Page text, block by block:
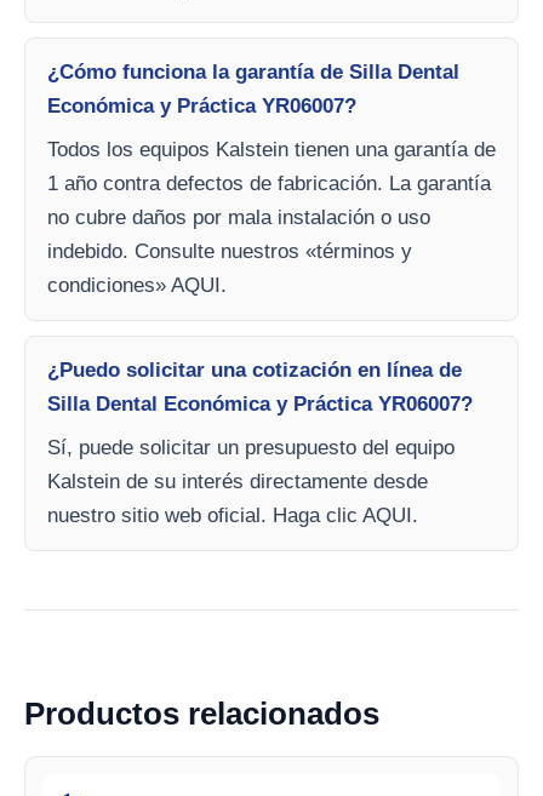
¿Cómo funciona la garantía de Silla Dental
Económica y Práctica YR06007?
Todos los equipos Kalstein tienen una garantía de
1 año contra defectos de fabricación. La garantía
no cubre daños por mala instalación o uso
indebido. Consulte nuestros «términos y
condiciones» AQUI.
¿Puedo solicitar una cotización en línea de
Silla Dental Económica y Práctica YR06007?
Sí, puede solicitar un presupuesto del equipo
Kalstein de su interés directamente desde
nuestro sitio web oficial. Haga clic AQUI.
Productos relacionados